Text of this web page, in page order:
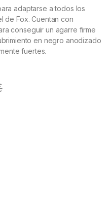
Fox. Cuentan con
en negro anodizado
fuertes.